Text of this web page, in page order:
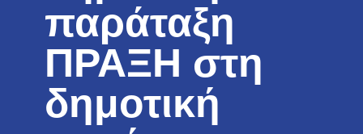
παράταξη
ΠΡΑΞΗ στη
δημοτική